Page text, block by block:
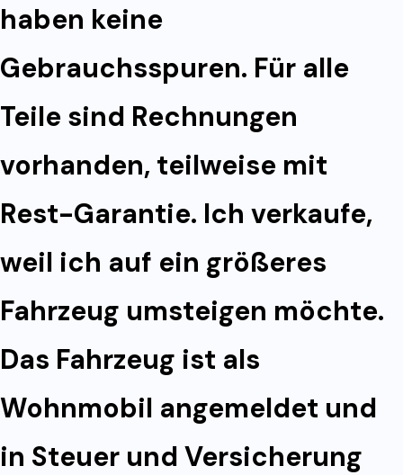
haben keine
Gebrauchsspuren. Für alle
Teile sind Rechnungen
vorhanden, teilweise mit
Rest-Garantie. Ich verkaufe,
weil ich auf ein größeres
Fahrzeug umsteigen möchte.
Das Fahrzeug ist als
Wohnmobil angemeldet und
in Steuer und Versicherung